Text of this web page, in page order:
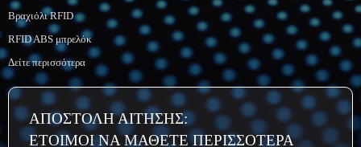
Βραχιόλι RFID
RFID ABS μπρελόκ
Δείτε περισσότερα
ΑΠΟΣΤΟΛΗ ΑΙΤΗΣΗΣ:
ΕΤΟΙΜΟΙ ΝΑ ΜΑΘΕΤΕ ΠΕΡΙΣΣΟΤΕΡΑ